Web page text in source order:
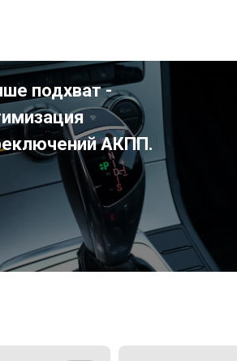
подхват -
АКПП.